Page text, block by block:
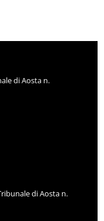
di Aosta n.
di Aosta n.